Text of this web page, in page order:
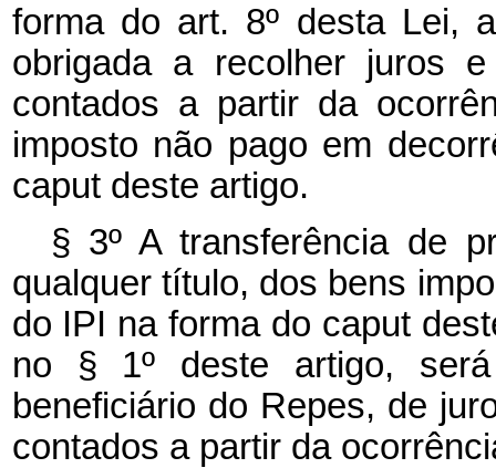
forma do art. 8º desta Lei,
obrigada a recolher juros
contados a partir da
imposto não pago em
caput deste artigo.
§ 3º A transferência de
qualquer título, dos bens
do IPI na forma do caput
no § 1º deste artigo,
beneficiário do Repes, de
contados a partir da